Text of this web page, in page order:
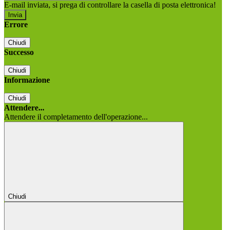
E-mail inviata, si prega di controllare la casella di posta elettronica!
Errore
Chiudi
Successo
Chiudi
Informazione
Chiudi
Attendere...
Attendere il completamento dell'operazione...
Chiudi